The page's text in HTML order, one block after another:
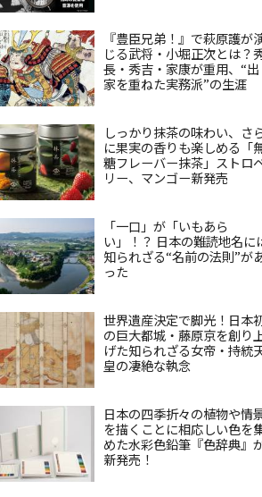
『豊臣兄弟！』で萩原護が
じる武将・小堀正次とは？
長・秀吉・家康が重用、“出
家を重ねた実務派”の生涯
しっかり抹茶の味わい、さ
に果実の香りも楽しめる「
糖フレーバー抹茶」ストロ
リー、マンゴー新発売
「一口」が「いもあら
い」！？ 日本の難読地名に
知られざる“名前の法則”が
った
世界遺産決定で脚光！日本
の巨大都城・藤原京を創り
げた知られざる女帝・持統
皇の凄絶な執念
日本の四季折々の植物や情
を描くことに相応しい色を
めた水彩色鉛筆『色辞典』
新発売！